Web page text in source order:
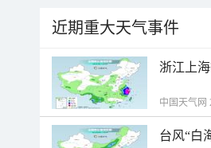
近期重大天气事件
浙江上
中国天气网
台风“白